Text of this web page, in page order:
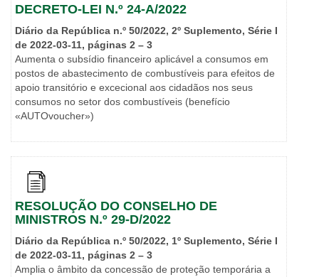
DECRETO-LEI N.º 24-A/2022
Diário da República n.º 50/2022, 2º Suplemento, Série I
de 2022-03-11, páginas 2 – 3
Aumenta o subsídio financeiro aplicável a consumos em
postos de abastecimento de combustíveis para efeitos de
apoio transitório e excecional aos cidadãos nos seus
consumos no setor dos combustíveis (benefício
«AUTOvoucher»)
RESOLUÇÃO DO CONSELHO DE
MINISTROS N.º 29-D/2022
Diário da República n.º 50/2022, 1º Suplemento, Série I
de 2022-03-11, páginas 2 – 3
Amplia o âmbito da concessão de proteção temporária a